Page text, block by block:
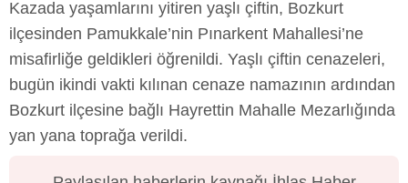
Kazada yaşamlarını yitiren yaşlı çiftin, Bozkurt
ilçesinden Pamukkale’nin Pınarkent Mahallesi’ne
misafirliğe geldikleri öğrenildi. Yaşlı çiftin cenazeleri,
bugün ikindi vakti kılınan cenaze namazının ardından
Bozkurt ilçesine bağlı Hayrettin Mahalle Mezarlığında
yan yana toprağa verildi.